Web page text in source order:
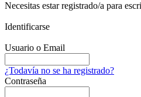
Necesitas estar registrado/a para
Identificarse
Usuario o Email
¿Todavía no se ha registrado?
Contraseña